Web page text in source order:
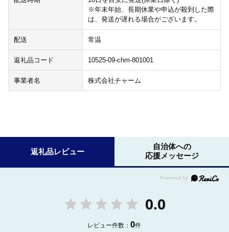
※年末年始、長期休業や申込が殺到した際
は、発送が遅れる場合がございます。
配送 常温
返礼品コード 10525-09-chm-801001
事業者名 株式会社チャーム
返礼品レビュー
自治体への
応援メッセージ
0.0
レビュー件数：0件